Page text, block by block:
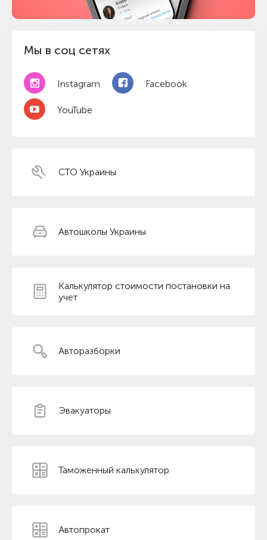
Мы в соц сетях
Instagram Facebook
YouTube
СТО Украины
Автошколы Украины
Калькулятор стоимости постановки на
учет
Авторазборки
Эвакуаторы
Таможенный калькулятор
Автопрокат